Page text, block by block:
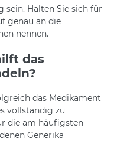
sein. Halten Sie sich für
genau an die
nennen.
das
das Medikament
vollständig zu
die am häufigsten
Generika